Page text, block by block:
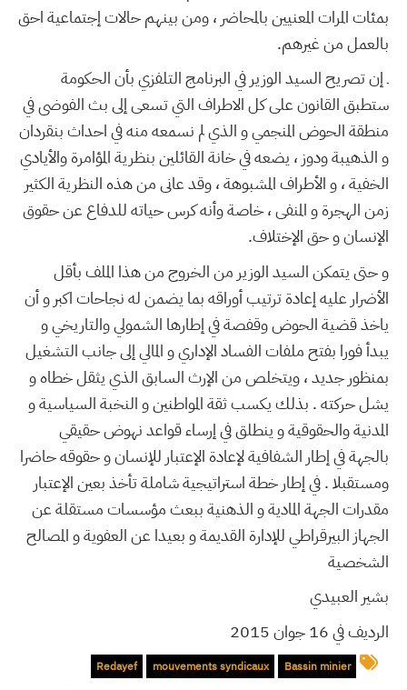
بمئات المرات المعنيين بالمحاضر ، ومن بينهم حالات إجتماعية احق
بالعمل من غيرهم.
ـ إن تصريح السيد الوزير في البرنامج التلفزي بأن الحكومة
ستطبق القانون على كل الاطراف التي تسعى إلى بث الفوضى في
منطقة الحوض المنجمي و الذي لم نسمعه منه في احداث بنقردان
و الذهيبة ودوز ، يضعه في خانة القائلين بنظرية المؤامرة والأيادي
الخفية ، و الأطراف المشبوهة ، وقد عانى من هذه النظرية الكثير
زمن الهجرة و المنفى ، خاصة وأنه كرس حياته للدفاع عن حقوق
الإنسان و حق الإختلاف.
و حتى يتمكن السيد الوزير من الخروج من هذا الملف بأقل
الأضرار عليه إعادة ترتيب أوراقه بما يضمن له نجاحات اكبر و أن
ياخذ قضية الحوض وقفصة في إطارها الشمولي والتاريخي و
يبدأ فورا بفتح ملفات الفساد الإداري و المالي إلى جانب التشغيل
بمنظور جديد ، ويتخلص من الإرث السابق الذي يثقل خطاه و
يشل حركته . بذلك يكسب ثقة المواطنين و النخبة السياسية و
المدنية والحقوقية و ينطلق في إرساء قواعد نهوض حقيقي
بالجهة في إطار الشفافية لإعادة الإعتبار للإنسان و حقوقه حاضرا
ومستقبلا . في إطار خطة استراتيجية شاملة تأخذ بعين الإعتبار
مقدرات الجهة المادية و الذهنية ببعث مؤسسات مستقلة عن
الجهاز البيرقراطي للإدارة القديمة و بعيدا عن العفوية و المصالح
الشخصية
بشير العبيدي
الرديف في 16 جوان 2015
Bassin minier
mouvements syndicaux
Redayef